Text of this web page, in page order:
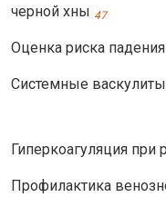
черной хны 47
Оценка риска
Системные васкулиты
Гиперкоагуляция при
Профилактика